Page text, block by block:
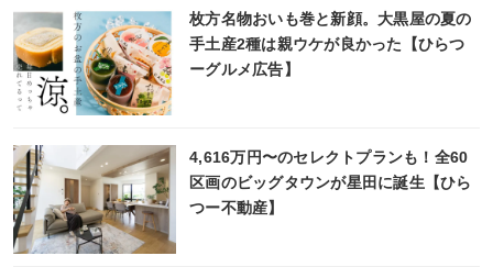
枚方名物おいも巻と新顔。大黒屋の夏の
手土産2種は親ウケが良かった【ひらつ
ーグルメ広告】
4,616万円〜のセレクトプランも！全60
区画のビッグタウンが星田に誕生【ひら
つー不動産】